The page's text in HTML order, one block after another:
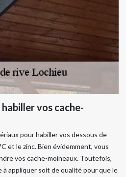
vos cache-
pour habiller vos dessous de
et le zinc. Bien évidemment, vous
vos cache-moineaux. Toutefois,
à appliquer soit de qualité pour que le